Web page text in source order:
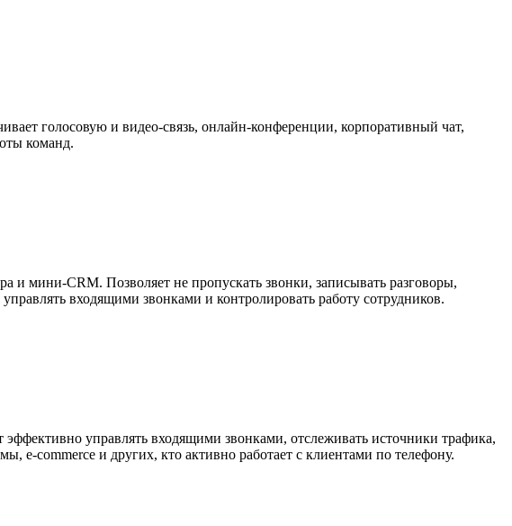
голосовую и видео-связь, онлайн-конференции, корпоративный чат,
команд.
мини-CRM. Позволяет не пропускать звонки, записывать разговоры,
входящими звонками и контролировать работу сотрудников.
управлять входящими звонками, отслеживать источники трафика,
e-commerce и других, кто активно работает с клиентами по телефону.